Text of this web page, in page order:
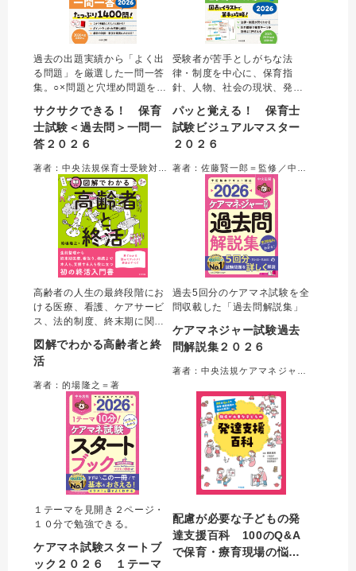
過去の出題実績から「よく出
る問題」を厳選した一問一答
集。○×問題と穴埋め問題を合
を判断するためのポイントに
絞った解説で、合格に必要な
知識を確実に身につけること
数値にアップデート。便利な
赤シート付き。
サクサクできる！ 保育
士試験＜過去問＞一問一
答２０２６
受験者が苦手としがちな法
律・制度を中心に、保育指
針、人物、社会の現状、発
試験でよく問われるテーマを
科目横断的に解説。効率的に
重要項目を押さえられる。オ
の内容で、難しい知識も「見
て覚える」ことができる。
パッと覚える！ 保育士
試験ビジュアルマスター
２０２６
高齢者の人生の最終段階にお
ける医療、看護、ケアサービ
ス、法的制度、終末期に関す
た初の「終活入門書」。著者
が持つ、行政書士・看護師・
し、医療・福祉・法務の各分
野を横断した他書にはない包
括的な実践解説が特長。
図解でわかる高齢者と終
活
著者：的場隆之＝著
過去5回分のケアマネ試験を全
問収載した「過去問解説集」
ケアマネジャー試験過去
問解説集２０２６
１テーマを見開き２ページ・
１０分で勉強できる。
ケアマネ試験スタートブ
ック２０２６ １テーマ
配慮が必要な子どもの発
達支援百科 100のQ&A
で保育・療育現場の悩み